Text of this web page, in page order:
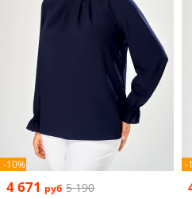
-10%
4 671 руб 5 190
-